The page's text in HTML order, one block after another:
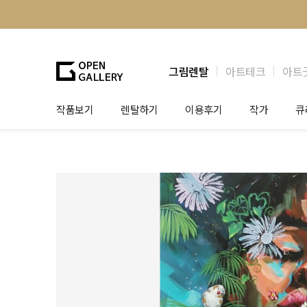
그림렌탈 아트테크 아트
작품보기 렌탈하기
기프트카드
이용후기
법인 고객
셀럽 인터뷰
작가
작가공모
작
그
테